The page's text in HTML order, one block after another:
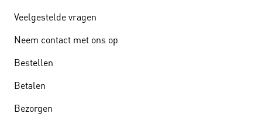
Veelgestelde vragen
Neem contact met ons op
Bestellen
Betalen
Bezorgen